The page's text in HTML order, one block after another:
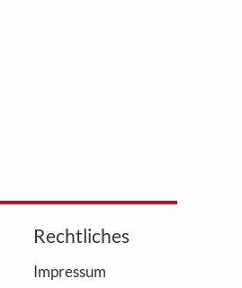
Rechtliches
Impressum